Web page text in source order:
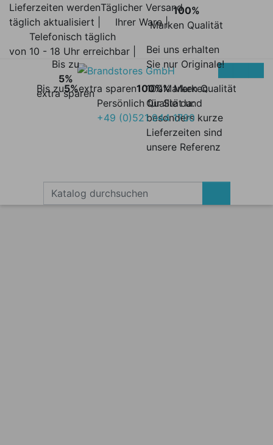
Lieferzeiten werden
täglich aktualisiert |
Täglicher Versand
Ihrer Ware |
Telefonisch täglich
von 10 - 18 Uhr erreichbar |
Bis zu5%extra sparen
Bis zu
5%
extra sparen
100%Marken Qualität
100%
Marken Qualität
Bei uns erhalten
Sie nur Originale!
100% Marken
Qualität und
besonders kurze
Lieferzeiten sind
unsere Referenz
Persönlich für Sie da:
+49 (0)521 944 1700